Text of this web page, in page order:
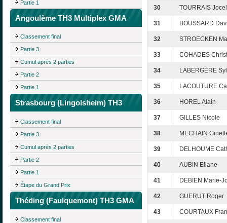
Partie 1
Angoulême TH3 Multiplex GMA
Classement final
Partie 3
Cumul après 2 parties
Partie 2
Partie 1
Strasbourg (Lingolsheim) TH3
Classement final
Partie 3
Cumul après 2 parties
Partie 2
Partie 1
Étape du Grand Prix
Théding (Faulquemont) TH3 GMA
Classement final
30 TOURRAIS
31 BOUSSARD
32 STROECKEN
33 COHADES
34 LABERGÈRE
35 LACOUTURE
36 HOREL Alain
37 GILLES Nicole
38 MECHAIN
39 DELHOUME
40 AUBIN Eliane
41 DEBIEN Marie-
42 GUERUT Roger
43 COURTAUX